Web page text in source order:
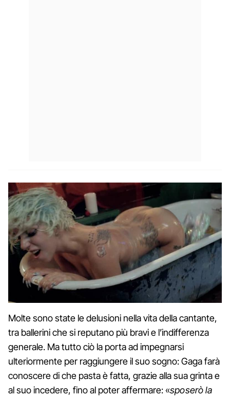
Molte sono state le delusioni nella vita della cantante,
tra ballerini che si reputano più bravi e l’indifferenza
generale. Ma tutto ciò la porta ad impegnarsi
ulteriormente per raggiungere il suo sogno: Gaga farà
conoscere di che pasta è fatta, grazie alla sua grinta e
al suo incedere, fino al poter affermare: «sposerò la